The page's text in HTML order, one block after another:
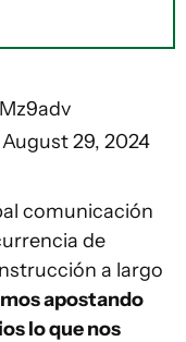
August 29, 2024
comunicación
de
a largo
apostando
lo que nos